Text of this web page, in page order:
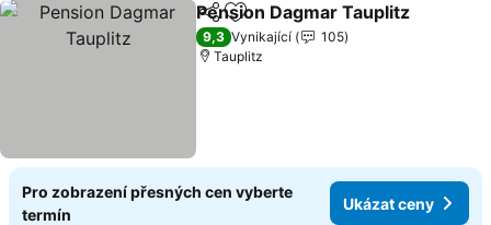
SdíletPřidat na seznam oblíbených
Pension Dagmar Tauplitz
9,3 Vynikající
105
Tauplitz
Pro zobrazení přesných cen vyberte
termín
Ukázat ceny